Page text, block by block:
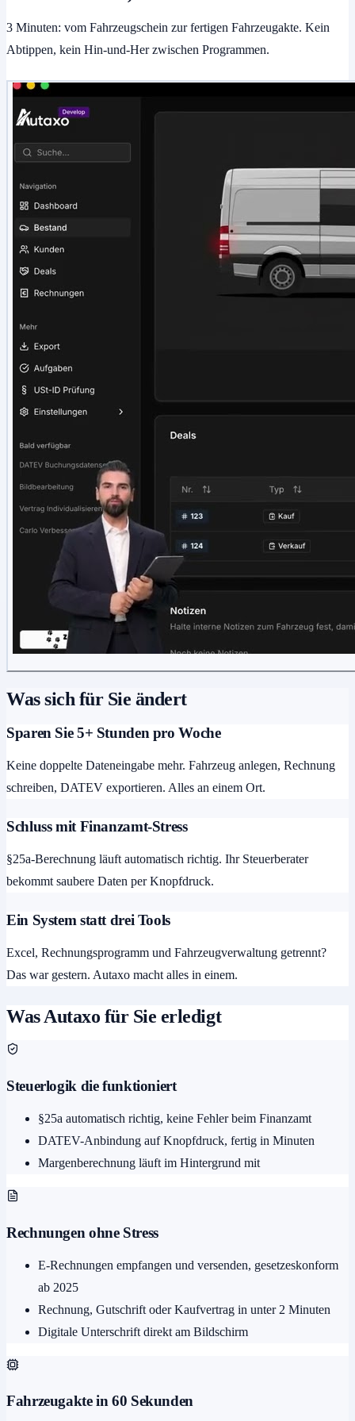
3 Minuten: vom Fahrzeugschein zur fertigen Fahrzeugakte. Kein
Abtippen, kein Hin-und-Her zwischen Programmen.
Was sich für Sie ändert
Sparen Sie 5+ Stunden pro Woche
Keine doppelte Dateneingabe mehr. Fahrzeug anlegen, Rechnung
schreiben, DATEV exportieren. Alles an einem Ort.
Schluss mit Finanzamt-Stress
§25a-Berechnung läuft automatisch richtig. Ihr Steuerberater
bekommt saubere Daten per Knopfdruck.
Ein System statt drei Tools
Excel, Rechnungsprogramm und Fahrzeugverwaltung getrennt?
Das war gestern. Autaxo macht alles in einem.
Was Autaxo für Sie erledigt
Steuerlogik die funktioniert
§25a automatisch richtig, keine Fehler beim Finanzamt
DATEV-Anbindung auf Knopfdruck, fertig in Minuten
Margenberechnung läuft im Hintergrund mit
Rechnungen ohne Stress
E-Rechnungen empfangen und versenden, gesetzeskonform
ab 2025
Rechnung, Gutschrift oder Kaufvertrag in unter 2 Minuten
Digitale Unterschrift direkt am Bildschirm
Fahrzeugakte in 60 Sekunden